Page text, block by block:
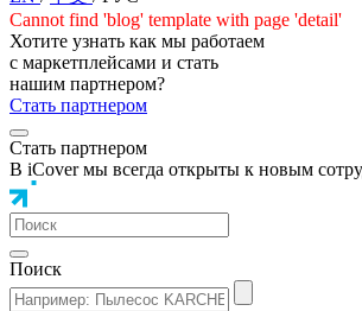
Cannot find 'blog' template with page 'detail'
Хотите узнать как мы работаем
с маркетплейсами и стать
нашим партнером?
Стать партнером
Стать партнером
В iCover мы всегда открыты к новым
Поиск